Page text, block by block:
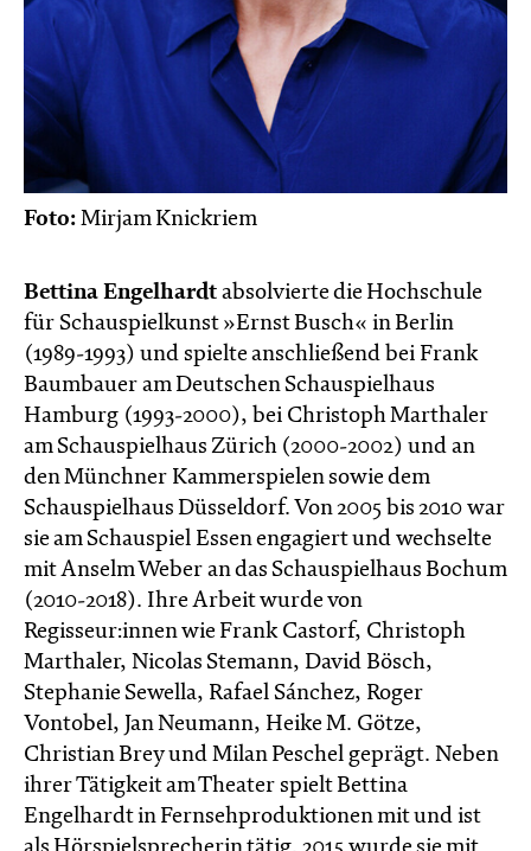
Foto: Mirjam Knickriem
Bettina Engelhardt absolvierte die Hochschule
für Schauspielkunst »Ernst Busch« in Berlin
(1989-1993) und spielte anschließend bei Frank
Baumbauer am Deutschen Schauspielhaus
Hamburg (1993-2000), bei Christoph Marthaler
am Schauspielhaus Zürich (2000-2002) und an
den Münchner Kammerspielen sowie dem
Schauspielhaus Düsseldorf. Von 2005 bis 2010 war
sie am Schauspiel Essen engagiert und wechselte
mit Anselm Weber an das Schauspielhaus Bochum
(2010-2018). Ihre Arbeit wurde von
Regisseur:innen wie Frank Castorf, Christoph
Marthaler, Nicolas Stemann, David Bösch,
Stephanie Sewella, Rafael Sánchez, Roger
Vontobel, Jan Neumann, Heike M. Götze,
Christian Brey und Milan Peschel geprägt. Neben
ihrer Tätigkeit am Theater spielt Bettina
Engelhardt in Fernsehproduktionen mit und ist